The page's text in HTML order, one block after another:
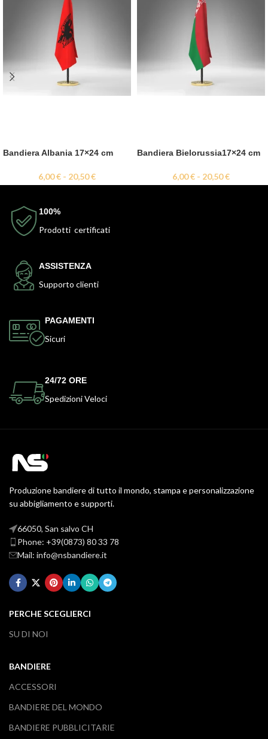
Bandiera Albania 17×24 cm
6,00€ - 20,50€
Bandiera Bielorussia17×24 cm
6,00€ - 20,50€
100%
Prodotti certificati
ASSISTENZA
Supporto clienti
PAGAMENTI
Sicuri
24/72 ORE
Spedizioni Veloci
Produzione bandiere di tutto il mondo, stampa e personalizzazione
su abbigliamento e supporti.
66050, San salvo CH
Phone: +39(0873) 80 33 78
Mail: info@nsbandiere.it
PERCHE SCEGLIERCI
SU DI NOI
BANDIERE
ACCESSORI
BANDIERE DEL MONDO
BANDIERE PUBBLICITARIE